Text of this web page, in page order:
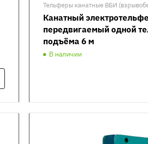
Тельферы канатные ВБИ
Канатный
передвигаемый одной
подъёма 6 м
В наличии